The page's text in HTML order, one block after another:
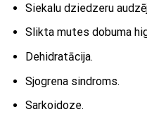
Siekalu dziedzeru
Slikta mutes dobuma
Dehidratācija.
Sjogrena sindroms.
Sarkoidoze.